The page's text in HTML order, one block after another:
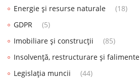
Energie și resurse naturale
(18)
GDPR
(5)
Imobiliare și construcții
(85)
Insolvență, restructurare și falimente
Legislația muncii
(44)